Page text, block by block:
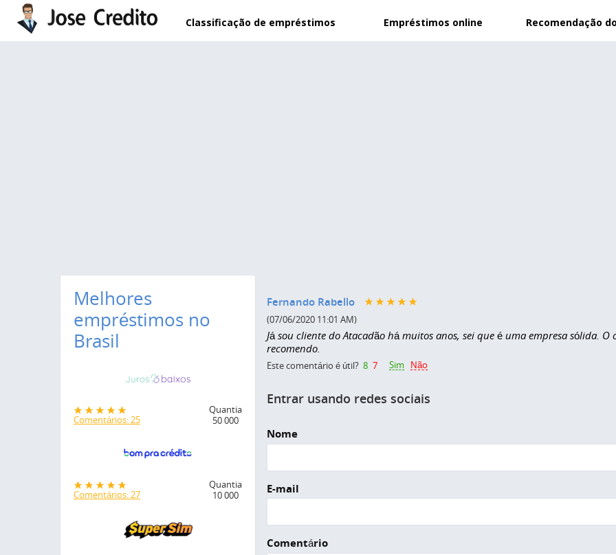
Pular para o conteúdo principal
Classificação de empréstimos Empréstimos online Recomendação
Fernando Rabello
(07/06/2020 11:01 AM)
Já sou cliente do Atacadão há muitos anos, sei que é uma empresa sólida.
recomendo.
Este comentário é útil? 8 7 Sim
Não
Entrar usando redes sociais
Nome
E-mail
Comentário
Melhores
empréstimos no
Brasil
Comentários: 25
Quantia
50 000
Comentários: 27
Quantia
10 000